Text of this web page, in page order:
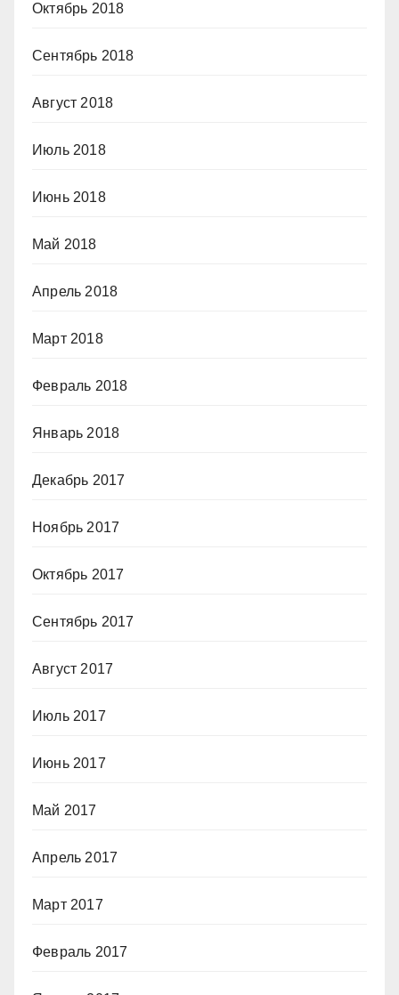
Октябрь 2018
Сентябрь 2018
Август 2018
Июль 2018
Июнь 2018
Май 2018
Апрель 2018
Март 2018
Февраль 2018
Январь 2018
Декабрь 2017
Ноябрь 2017
Октябрь 2017
Сентябрь 2017
Август 2017
Июль 2017
Июнь 2017
Май 2017
Апрель 2017
Март 2017
Февраль 2017